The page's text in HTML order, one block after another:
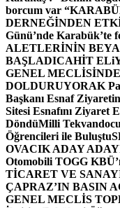
borcum var “
DERNEĞİNDEN
Günü’nde Karabük’te
ALETLERİNİN
BAŞLADICAHİT
GENEL
DOLDURUYORAK
Başkanı Esnaf
Sitesi Esnafını Ziyaret
DöndüMilli
Öğrencileri ile Buluştu
OVACIK ADAY
Otomobili TOGG
TİCARET VE
ÇAPRAZ’IN BASIN
GENEL MECLİS